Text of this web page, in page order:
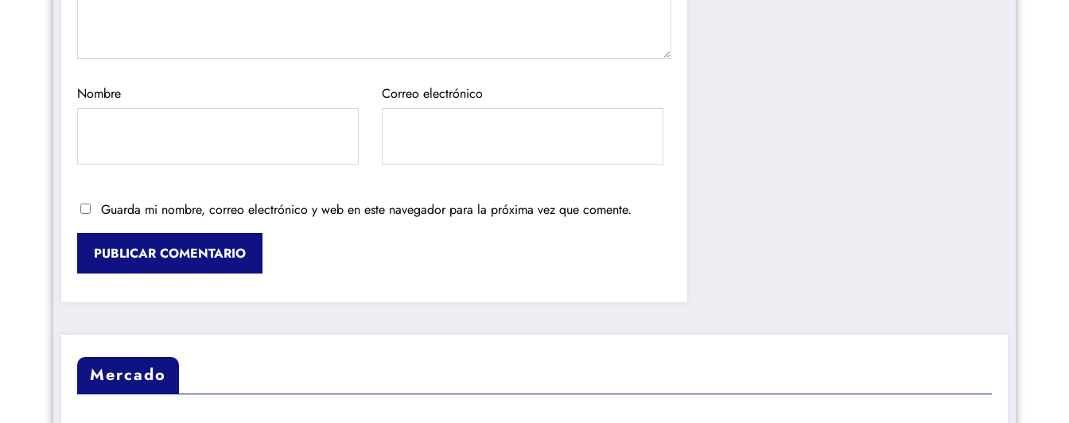
Nombre Correo electrónico
Guarda mi nombre, correo electrónico y web en este navegador para la próxima vez que comente.
Mercado